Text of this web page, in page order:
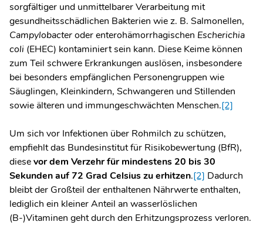
sorgfältiger und unmittelbarer Verarbeitung mit
gesundheitsschädlichen Bakterien wie z. B. Salmonellen,
Campylobacteroder enterohämorrhagischen Escherichia
coli (EHEC) kontaminiert sein kann. Diese Keime können
zum Teil schwere Erkrankungen auslösen, insbesondere
bei besonders empfänglichen Personengruppen wie
Säuglingen, Kleinkindern, Schwangeren und Stillenden
sowie älteren und immungeschwächten Menschen.[2]
Um sich vor Infektionen über Rohmilch zu schützen,
empfiehlt das Bundesinstitut für Risikobewertung (BfR),
diesevor dem Verzehr für mindestens 20 bis 30
Sekunden auf 72 Grad Celsius zu erhitzen.[2] Dadurch
bleibt der Großteil der enthaltenen Nährwerte enthalten,
lediglich ein kleiner Anteil an wasserlöslichen
(B-)Vitaminen geht durch den Erhitzungsprozess verloren.